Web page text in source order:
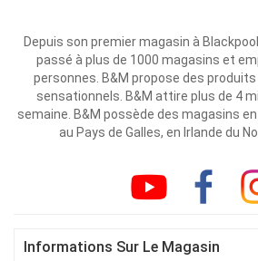
Depuis son premier magasin à
passé à plus de 1000 magasins et
personnes. B&M propose des
sensationnels. B&M attire plus de 4
semaine. B&M possède des magasins
au Pays de Galles, en Irlande du
Informations Sur Le Magasin